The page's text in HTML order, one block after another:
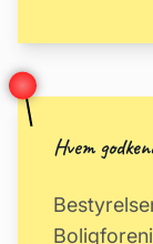
Hvem